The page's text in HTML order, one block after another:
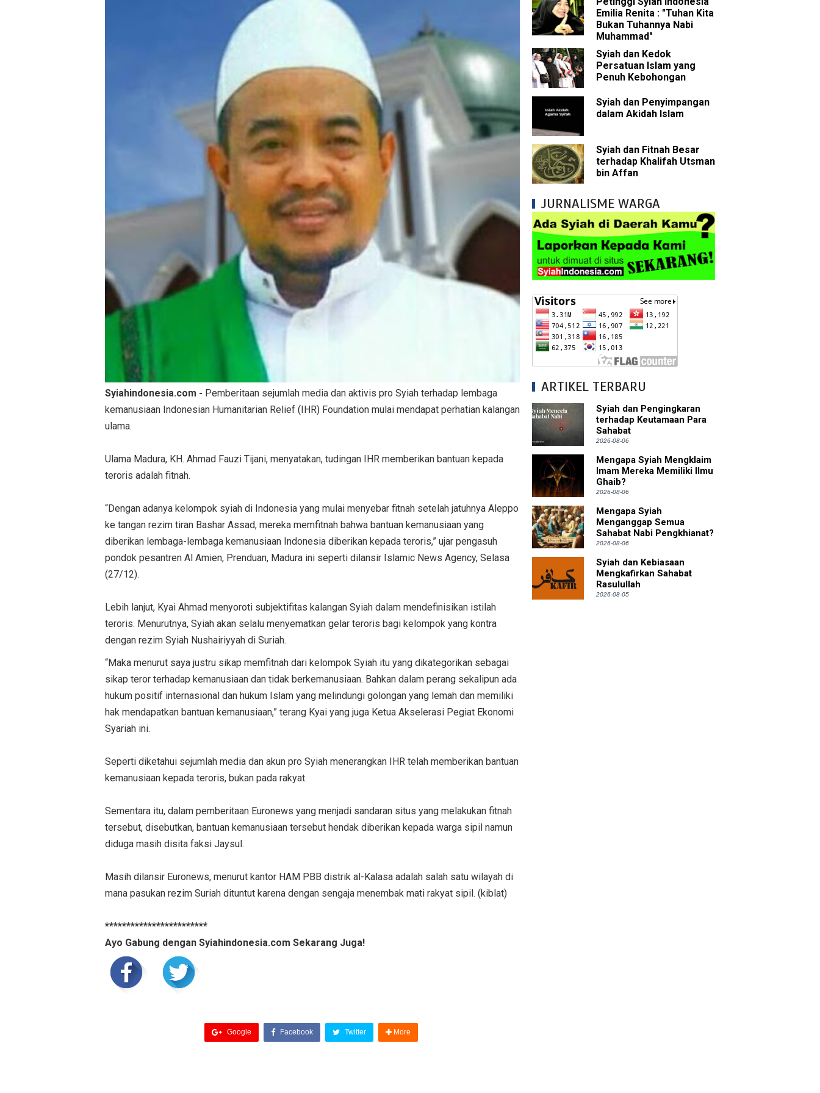
Syiah dan Konsep Imamah yang Tidak Masuk Akal dalam Islam
Syiah dan Ketidakkonsistenan dalam Konsep Mahdi
Syiah dan Kedustaan tentang Hak Kekhalifahan
Syiah dan Ketidakbenaran Ajarannya tentang Wilayah Imam
Syiah dan Kedustaan tentang Peristiwa Karbala
Syiah dan Upaya Merusak Ukhuwah Islamiyah
Syiah dan Klaim Palsu tentang Imam Mahdi yang Akan Muncul
Kesalahan Syiah dalam Menjadikan Imam sebagai Perantara kepada Allah
Mengapa Syiah Menganggap Ulama Sunni sebagai Musuh?
Syiah dan Pengingkaran terhadap Keutamaan Para Sahabat
Mengapa Syiah Mengklaim Imam Mereka Memiliki Ilmu Ghaib?
Syiahindonesia.com - Pemberitaan sejumlah media dan aktivis pro Syiah terhadap lembaga
kemanusiaan Indonesian Humanitarian Relief (IHR) Foundation mulai mendapat perhatian kalangan
ulama.
Ulama Madura, KH. Ahmad Fauzi Tijani, menyatakan, tudingan IHR memberikan bantuan kepada
teroris adalah fitnah.
“Dengan adanya kelompok syiah di Indonesia yang mulai menyebar fitnah setelah jatuhnya Aleppo
ke tangan rezim tiran Bashar Assad, mereka memfitnah bahwa bantuan kemanusiaan yang
diberikan lembaga-lembaga kemanusiaan Indonesia diberikan kepada teroris,” ujar pengasuh
pondok pesantren Al Amien, Prenduan, Madura ini seperti dilansir Islamic News Agency, Selasa
(27/12).
Lebih lanjut, Kyai Ahmad menyoroti subjektifitas kalangan Syiah dalam mendefinisikan istilah
teroris. Menurutnya, Syiah akan selalu menyematkan gelar teroris bagi kelompok yang kontra
dengan rezim Syiah Nushairiyyah di Suriah.
“Maka menurut saya justru sikap memfitnah dari kelompok Syiah itu yang dikategorikan sebagai
sikap teror terhadap kemanusiaan dan tidak berkemanusiaan. Bahkan dalam perang sekalipun ada
hukum positif internasional dan hukum Islam yang melindungi golongan yang lemah dan memiliki
hak mendapatkan bantuan kemanusiaan,” terang Kyai yang juga Ketua Akselerasi Pegiat Ekonomi
Syariah ini.
Seperti diketahui sejumlah media dan akun pro Syiah menerangkan IHR telah memberikan bantuan
kemanusiaan kepada teroris, bukan pada rakyat.
Sementara itu, dalam pemberitaan Euronews yang menjadi sandaran situs yang melakukan fitnah
tersebut, disebutkan, bantuan kemanusiaan tersebut hendak diberikan kepada warga sipil namun
diduga masih disita faksi Jaysul.
Masih dilansir Euronews, menurut kantor HAM PBB distrik al-Kalasa adalah salah satu wilayah di
mana pasukan rezim Suriah dituntut karena dengan sengaja menembak mati rakyat sipil. (kiblat)
************************
Ayo Gabung dengan Syiahindonesia.com Sekarang Juga!
Google Facebook Twitter More
Emilia Renita : "Tuhan Kita
Bukan Tuhannya Nabi
Muhammad"
Syiah dan Kedok
Persatuan Islam yang
Penuh Kebohongan
Syiah dan Penyimpangan
dalam Akidah Islam
Syiah dan Fitnah Besar
terhadap Khalifah Utsman
bin Affan
JURNALISME WARGA
ARTIKEL TERBARU
Syiah dan Pengingkaran
terhadap Keutamaan Para
Sahabat
2026-08-06
Mengapa Syiah Mengklaim
Imam Mereka Memiliki Ilmu
Ghaib?
2026-08-06
Mengapa Syiah
Menganggap Semua
Sahabat Nabi Pengkhianat?
2026-08-06
Syiah dan Kebiasaan
Mengkafirkan Sahabat
Rasulullah
2026-08-05